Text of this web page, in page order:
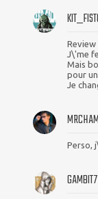
Review
J\'me
Mais
pour
Je
Perso,